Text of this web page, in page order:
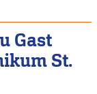
Gast
St.